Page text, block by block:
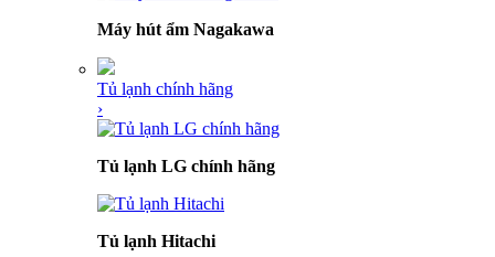
Máy hút ẩm Nagakawa
Tủ lạnh chính hãng
›
Tủ lạnh LG chính hãng
Tủ lạnh Hitachi